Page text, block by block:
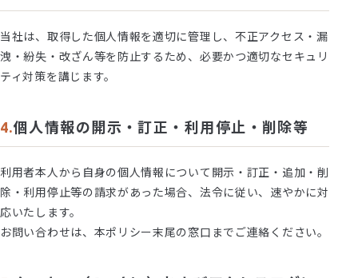
当社は、取得した個人情報を適切に管理し、不正アクセス・漏
洩・紛失・改ざん等を防止するため、必要かつ適切なセキュリ
ティ対策を講じます。
個人情報の開示・訂正・利用停止・削除等
利用者本人から自身の個人情報について開示・訂正・追加・削
除・利用停止等の請求があった場合、法令に従い、速やかに対
応いたします。
お問い合わせは、本ポリシー末尾の窓口までご連絡ください。